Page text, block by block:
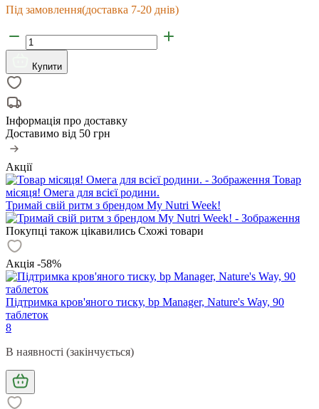
Під замовлення(доставка 7-20 днів)
Купити
Інформація про доставку
Доставимо від 50 грн
Акції
Товар
місяця! Омега для всієї родини.
Тримай свій ритм з брендом My Nutri Week!
Покупці також цікавились Схожі товари
Акція -58%
Підтримка кров'яного тиску, bp Manager, Nature's Way, 90
таблеток
8
В наявності (закінчується)